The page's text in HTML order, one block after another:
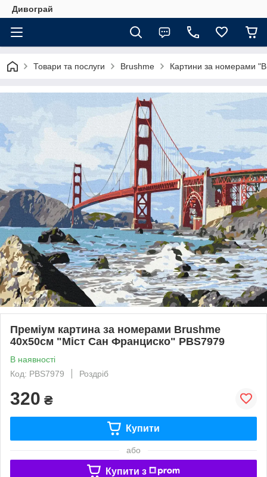
Дивограй
Товари та послуги Brushme Картини за номерами
Преміум картина за номерами Brushme
40x50см "Міст Сан Франциско" PBS7979
В наявності
Код: PBS7979
Роздріб
320 ₴
Купити
або
Купити з